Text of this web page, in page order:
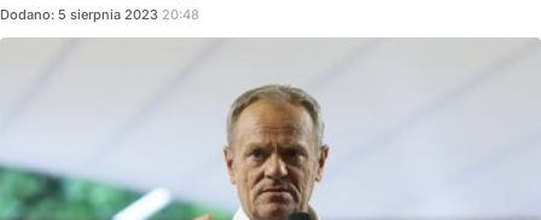
Dodano: 5 sierpnia 2023 20:48